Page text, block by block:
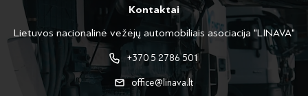
Kontaktai
Lietuvos nacionalinė vežėjų automobiliais asociacija "LINAVA"
+370 5 2786 501
office@linava.lt